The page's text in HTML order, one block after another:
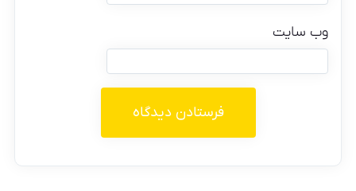
وب‌ سایت